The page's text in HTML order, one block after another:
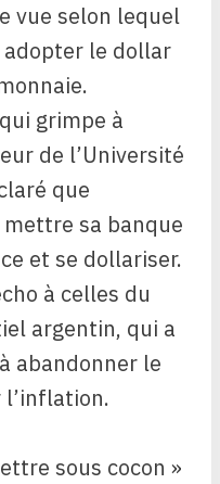
vue selon lequel
adopter le dollar
grimpe à
de l’Université
que
sa banque
et se dollariser.
à celles du
argentin, qui a
abandonner le
sous cocon »